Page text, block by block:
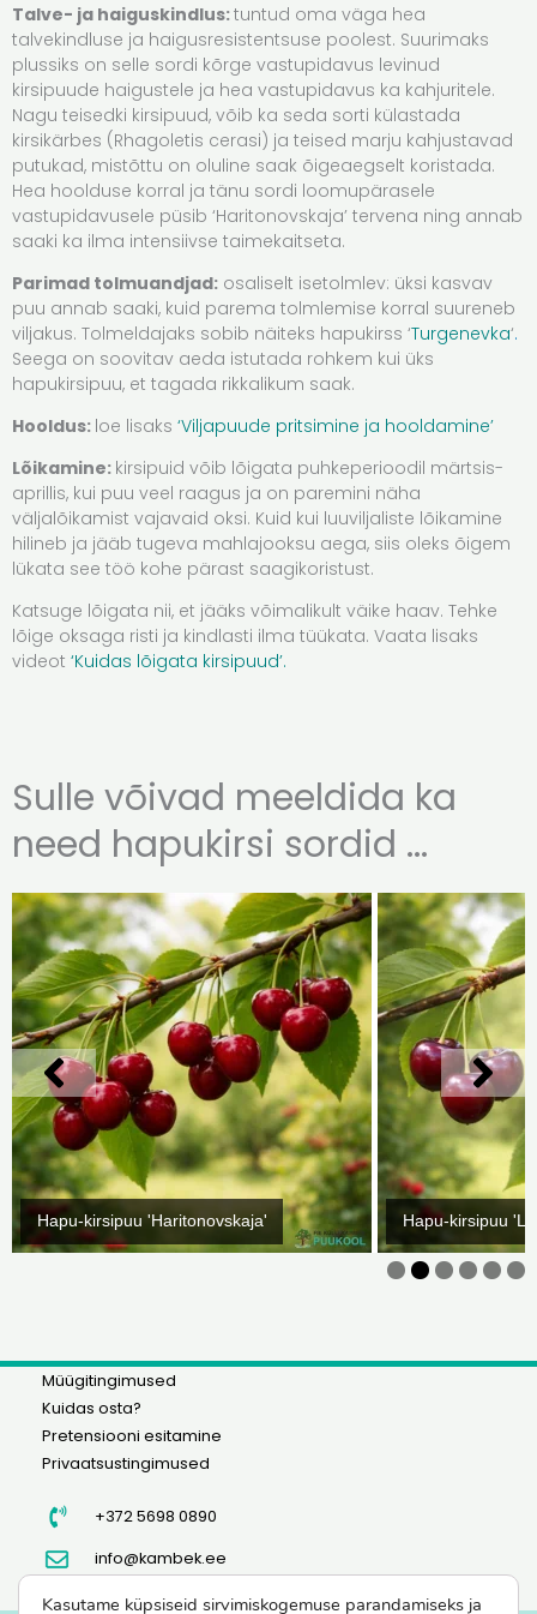
Talve- ja haiguskindlus:tuntud oma väga hea
talvekindluse ja haigusresistentsuse poolest​. Suurimaks
plussiks on selle sordi kõrge vastupidavus levinud
kirsipuude haigustele ja hea vastupidavus ka kahjuritele.
Nagu teisedki kirsipuud, võib ka seda sorti külastada
kirsikärbes (Rhagoletis cerasi) ja teised marju kahjustavad
putukad, mistõttu on oluline saak õigeaegselt koristada.
Hea hoolduse korral ja tänu sordi loomupärasele
vastupidavusele püsib ‘Haritonovskaja’ tervena ning annab
saaki ka ilma intensiivse taimekaitseta.
Parimad tolmuandjad: osaliselt isetolmlev: üksi kasvav
puu annab saaki, kuid parema tolmlemise korral suureneb
viljakus. Tolmeldajaks sobib näiteks hapukirss ‘Turgenevka‘​.
Seega on soovitav aeda istutada rohkem kui üks
hapukirsipuu, et tagada rikkalikum saak.
Hooldus: loe lisaks ‘Viljapuude pritsimine ja hooldamine’
Lõikamine: kirsipuid võib lõigata puhkeperioodil märtsis-
aprillis, kui puu veel raagus ja on paremini näha
väljalõikamist vajavaid oksi. Kuid kui luuviljaliste lõikamine
hilineb ja jääb tugeva mahlajooksu aega, siis oleks õigem
lükata see töö kohe pärast saagikoristust.
Katsuge lõigata nii, et jääks võimalikult väike haav. Tehke
lõige oksaga risti ja kindlasti ilma tüükata. Vaata lisaks
videot ‘Kuidas lõigata kirsipuud’.
Sulle võivad meeldida ka
need hapukirsi sordid ...
Hapu-kirsipuu 'Haritonovskaja' Hapu-kirsipuu
Müügitingimused
Kuidas osta?
Pretensiooni esitamine
Privaatsustingimused
+372 5698 0890
info@kambek.ee
Kasutame küpsiseid sirvimiskogemuse parandamiseks ja